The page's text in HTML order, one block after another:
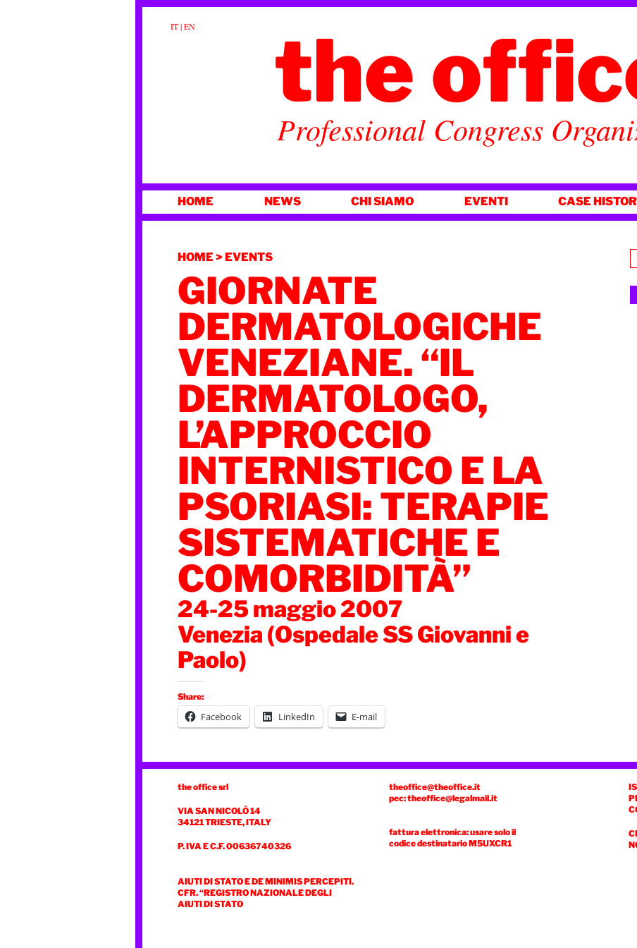
IT|EN the
Professional Congress
AL
HOME NEWS CHI SIAMO EVENTI CASE
HOME> EVENTS
GIORNATE
DERMATOLOGICHE
VENEZIANE. “IL
DERMATOLOGO,
L’APPROCCIO
INTERNISTICO E LA
PSORIASI: TERAPIE
SISTEMATICHE E
COMORBIDITÀ”
24-25 maggio 2007
Venezia (Ospedale SS Giovanni e
Paolo)
Share:
Facebook LinkedIn E-mail
the office srl
VIA SAN NICOLÒ 14
34121 TRIESTE, ITALY
P. IVA E C.F. 00636740326
AIUTI DI STATO E DE MINIMIS PERCEPITI.
CFR. “REGISTRO NAZIONALE DEGLI
AIUTI DI STATO
theoffice@theoffice.it
pec: theoffice@legalmail.it
fattura elettronica: usare solo il
codice destinatarioM5UXCR1